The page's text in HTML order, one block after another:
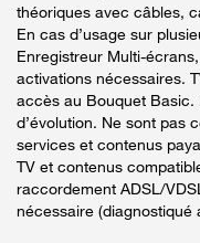
théoriques avec câbles,
En cas d’usage sur
Enregistreur Multi-
activations nécessaires.
accès au Bouquet Basic.
d’évolution. Ne sont pas
services et contenus
TV et contenus
raccordement ADSL/
nécessaire (diagnostiqué